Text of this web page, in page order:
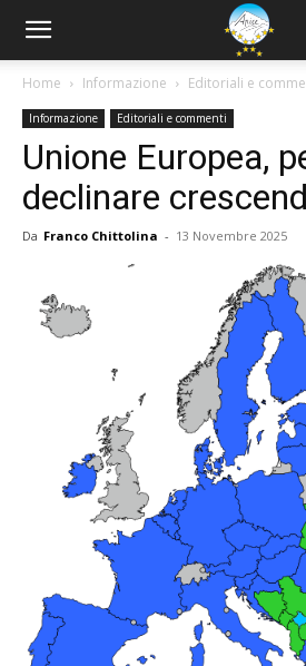
Home Informazione Editoriali e
Informazione Editoriali e commenti
Unione Europea,
declinare
Da Franco Chittolina - 13 Novembre 2025